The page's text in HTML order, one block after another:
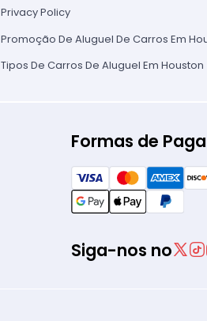
Privacy Policy
Promoção De Aluguel De Carros Em
Tipos De Carros De Aluguel Em Houston
Formas de
Siga-nos no